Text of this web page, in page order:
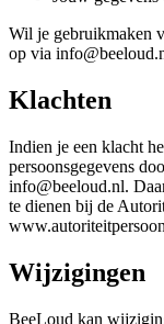
Wil je gebruikmaken
op via
Klachten
Indien je een klacht
persoonsgegevens
info@beeloud.nl.
te dienen bij de
Wijzigingen
BeeLoud kan